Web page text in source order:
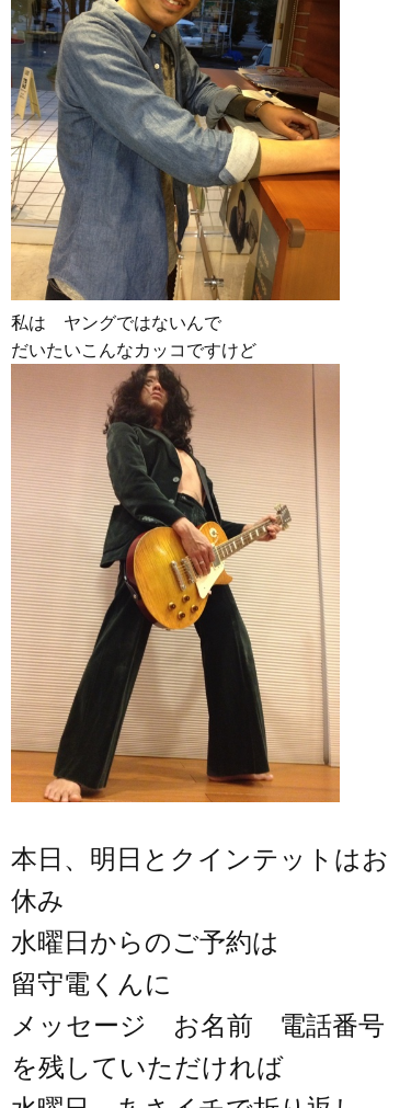
私は ヤングではないんで
だいたいこんなカッコですけど
本日、明日とクインテットはお
休み
水曜日からのご予約は
留守電くんに
メッセージ お名前 電話番号
を残していただければ